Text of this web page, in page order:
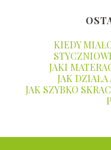
KIEDY
JAKI
JAK DZIAŁA
JAK SZYBKO